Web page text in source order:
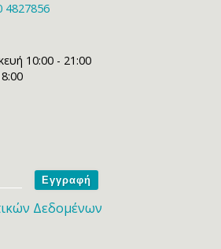
4827856
10:00 - 21:00
Name
Δεδομένων